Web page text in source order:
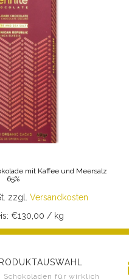
mit Kaffee und Meersalz
65%
zzgl. Versandkosten
€130,00 / kg
Schokoladen für wirklich